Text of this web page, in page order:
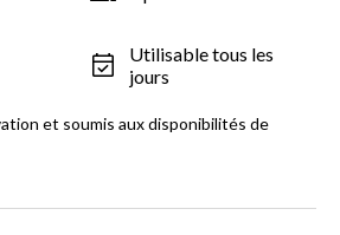
Utilisable tous les
jours
et soumis aux disponibilités de